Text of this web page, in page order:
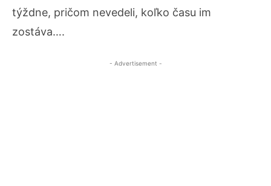
týždne, pričom nevedeli, koľko času im
zostáva….
- Advertisement -